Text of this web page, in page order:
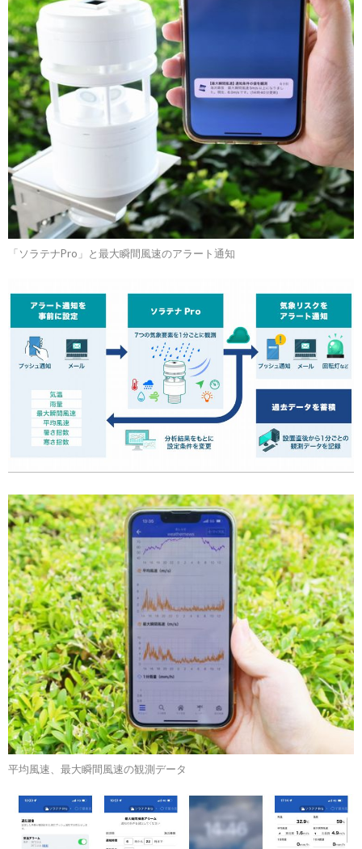
「ソラテナPro」と最大瞬間風速のアラート通知
平均風速、最大瞬間風速の観測データ